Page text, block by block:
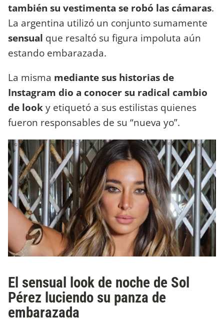
también su vestimenta se robó las cámaras.
La argentina utilizó un conjunto sumamente
sensual que resaltó su figura impoluta aún
estando embarazada.
La misma mediante sus historias de
Instagram dio a conocer su radical cambio
de looky etiquetó a sus estilistas quienes
fueron responsables de su “nueva yo”.
El sensual look de noche de Sol
Pérez luciendo su panza de
embarazada